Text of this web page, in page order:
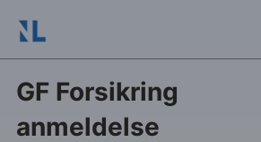
GF Forsikring
anmeldelse